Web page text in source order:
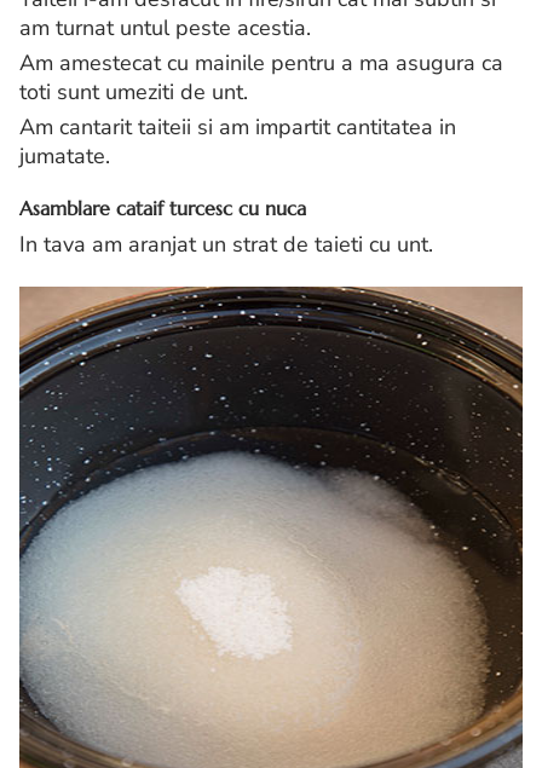
am turnat untul peste acestia.
Am amestecat cu mainile pentru a ma asugura ca
toti sunt umeziti de unt.
Am cantarit taiteii si am impartit cantitatea in
jumatate.
Asamblare cataif turcesc cu nuca
In tava am aranjat un strat de taieti cu unt.